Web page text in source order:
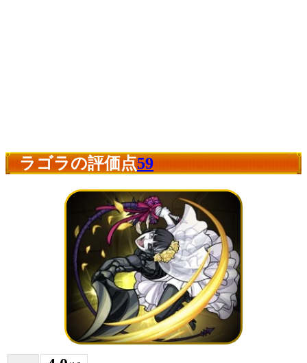
ラゴラの評価点59